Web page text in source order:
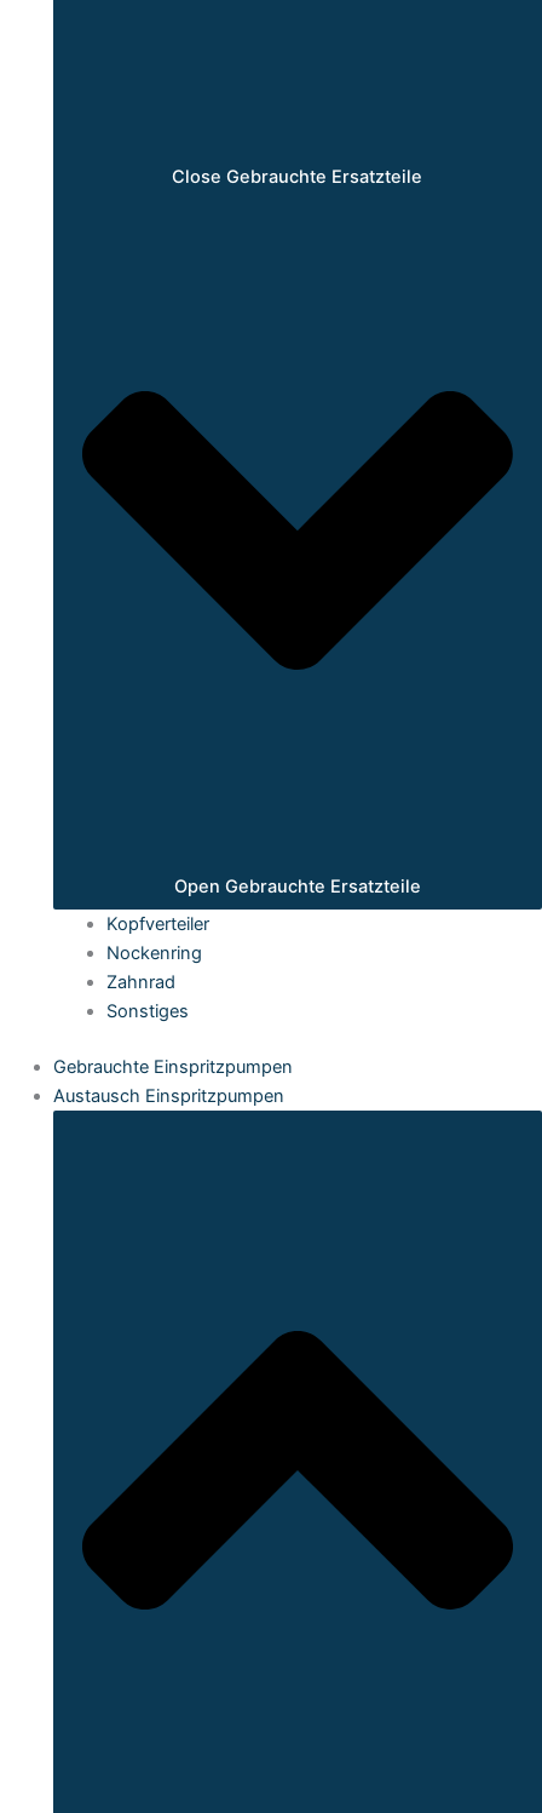
Close Gebrauchte Ersatzteile
Open Gebrauchte Ersatzteile
Kopfverteiler
Nockenring
Zahnrad
Sonstiges
Gebrauchte Einspritzpumpen
Austausch Einspritzpumpen